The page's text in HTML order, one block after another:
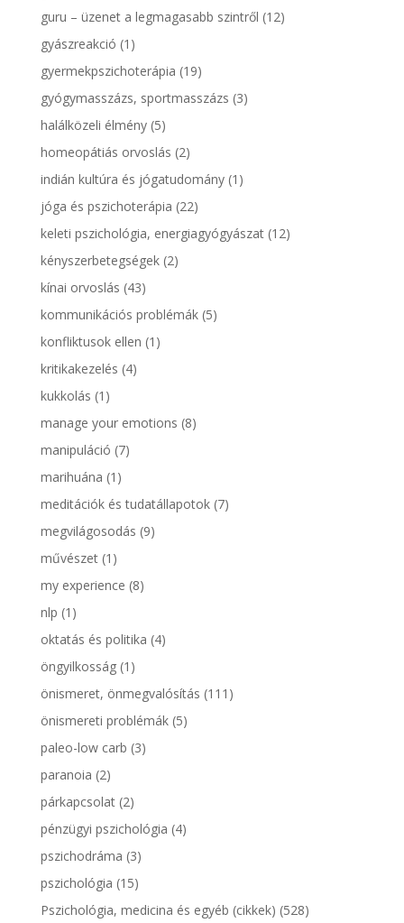
guru – üzenet a legmagasabb szintről (12)
gyászreakció (1)
gyermekpszichoterápia (19)
gyógymasszázs, sportmasszázs (3)
halálközeli élmény(5)
homeopátiás orvoslás (2)
indián kultúra és jógatudomány(1)
jóga és pszichoterápia (22)
keleti pszichológia, energiagyógyászat(12)
kényszerbetegségek(2)
kínai orvoslás (43)
kommunikációs problémák(5)
konfliktusok ellen (1)
kritikakezelés (4)
kukkolás (1)
manage your emotions (8)
manipuláció (7)
marihuána (1)
meditációk és tudatállapotok(7)
megvilágosodás (9)
művészet(1)
my experience (8)
nlp (1)
oktatás és politika (4)
öngyilkosság(1)
önismeret, önmegvalósítás (111)
önismereti problémák(5)
paleo-low carb (3)
paranoia (2)
párkapcsolat(2)
pénzügyi pszichológia (4)
pszichodráma (3)
pszichológia (15)
Pszichológia, medicina és egyéb (cikkek) (528)